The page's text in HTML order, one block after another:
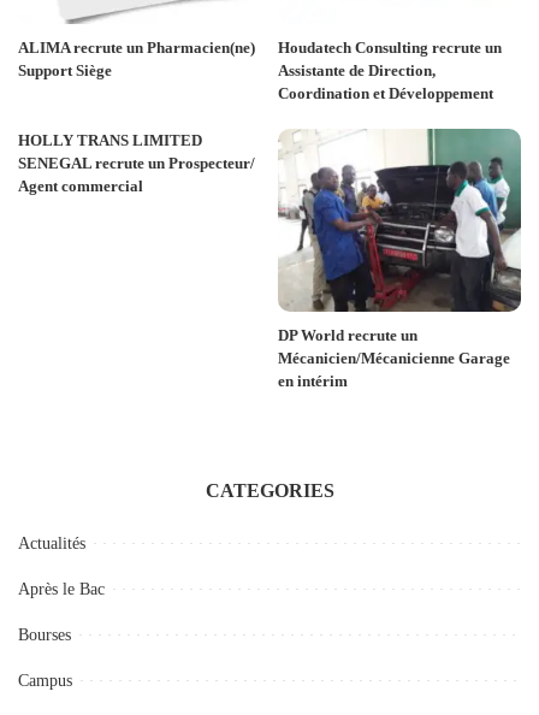
ALIMA recrute un Pharmacien(ne)
Support Siège
Houdatech Consulting recrute un
Assistante de Direction,
Coordination et Développement
HOLLY TRANS LIMITED
SENEGAL recrute un Prospecteur/
Agent commercial
DP World recrute un
Mécanicien/Mécanicienne Garage
en intérim
CATEGORIES
Actualités
Après le Bac
Bourses
Campus